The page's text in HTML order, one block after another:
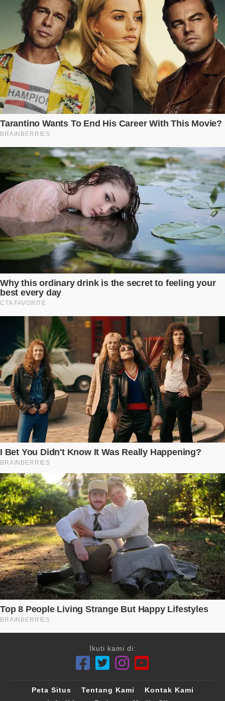
Ikuti kami di:
Peta Situs Tentang Kami
Kontak Kami